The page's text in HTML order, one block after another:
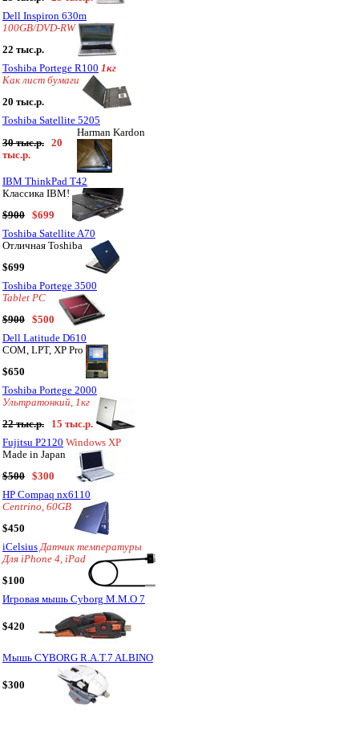
Dell Inspiron 630m
100GB/DVD-RW
22 тыс.р.
Toshiba Portege R100 1кг
Как лист бумаги
20 тыс.р.
Toshiba Satellite 5205
Harman Kardon
30 тыс.р.
20
тыс.р.
IBM ThinkPad T42
Классика IBM!
$900
$699
Toshiba Satellite A70
Отличная Toshiba
$699
Toshiba Portege 3500
Tablet PC
$900
$500
Dell Latitude D610
COM, LPT, XP Pro
$650
Toshiba Portege 2000
Ультратонкий, 1кг
22 тыс.р.
15 тыс.р.
Fujitsu P2120 Windows XP
Made in Japan
$500
$300
HP Compaq nx6110
Centrino, 60GB
$450
iCelsius Датчик температуры
Для iPhone 4, iPad
$100
Игровая мышь Cyborg M.M.O 7
$420
Мышь CYBORG R.A.T.7 ALBINO
$300